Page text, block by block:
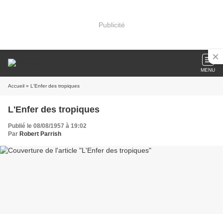
Publicité
MENU
Accueil » L'Enfer des tropiques
L'Enfer des tropiques
Publié le 08/08/1957 à 19:02
Par Robert Parrish